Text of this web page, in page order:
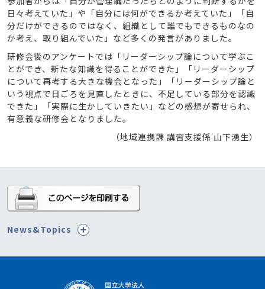
日々考えていた」や「自分には何ができるか考えていた」「自
分だけができるのではなく、組織として誰でもできるものなの
か考え、取り組んでいた」など多くの発言がありました。
研修会後のアンケートでは「リーダーシップ論について学ぶこ
とができ、新たな知識を得ることができた」「リーダーシップ
について再考する大きな機会となった」「リーダーシップ論と
いう視点で日ごろを見直したときに、不足している部分を認識
できた」「実際に生かしていきたい」などの感想が寄せられ、
有意義な研修会となりました。
（地域連携課 講習支援係 山下湧生）
News&Topics